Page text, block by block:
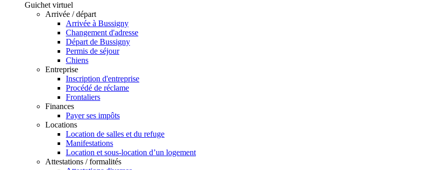
Guichet virtuel
Arrivée / départ
Arrivée à Bussigny
Changement d'adresse
Départ de Bussigny
Permis de séjour
Chiens
Entreprise
Inscription d'entreprise
Procédé de réclame
Frontaliers
Finances
Payer ses impôts
Locations
Location de salles et du refuge
Manifestations
Location et sous-location d’un logement
Attestations / formalités